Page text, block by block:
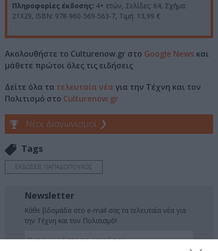
Πληροφορίες έκδοσης: 4+ ετών, Σελίδες: 64, Σχήμα:
21X29, ΙSBN: 978-960-569-563-7, Τιμή: 13,99 €
Ακολουθήστε το Culturenow.gr στο Google News και
μάθετε πρώτοι όλες τις ειδήσεις
Δείτε όλα τα τελευταία νέα για την Τέχνη και τον
Πολιτισμό στο Culturenow.gr
Νέοι Διαγωνισμοί ❯
Tags
ΕΚΔΟΣΕΙΣ ΠΑΠΑΔΟΠΟΥΛΟΣ
Newsletter
Κάθε βδομάδα στο e-mail σας τα τελευταία νέα για
την Τέχνη και τον Πολιτισμό!